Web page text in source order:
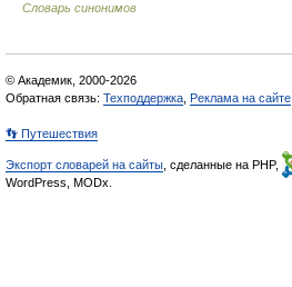
Словарь синонимов
© Академик, 2000-2026
Обратная связь: Техподдержка Реклама на сайте
👣 Путешествия
Экспорт словарей на сайты , сделанные на PHP,
WordPress, MODx.